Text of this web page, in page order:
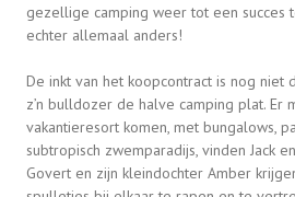
gezellige camping weer tot een succes
echter allemaal anders!
De inkt van het koopcontract is nog niet
z’n bulldozer de halve camping plat. Er
vakantieresort komen, met bungalows,
subtropisch zwemparadijs, vinden Jack
Govert en zijn kleindochter Amber